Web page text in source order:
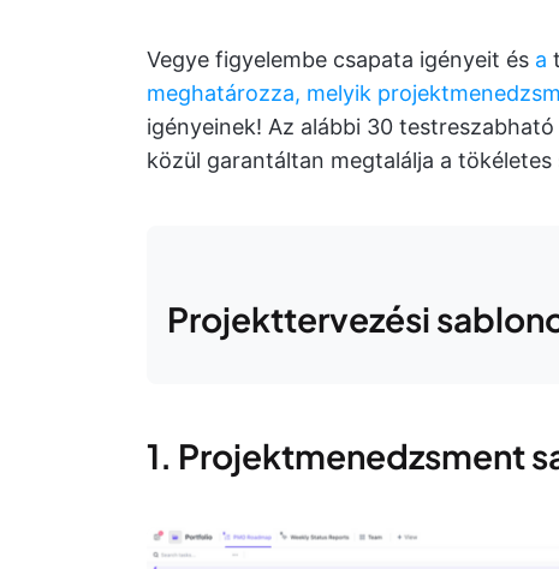
Vegye figyelembe csapata igényeit és a
meghatározza, melyik
igényeinek! Az alábbi 30
közül garantáltan megtalálja a
Projekttervezési
1. Projektmenedzsment